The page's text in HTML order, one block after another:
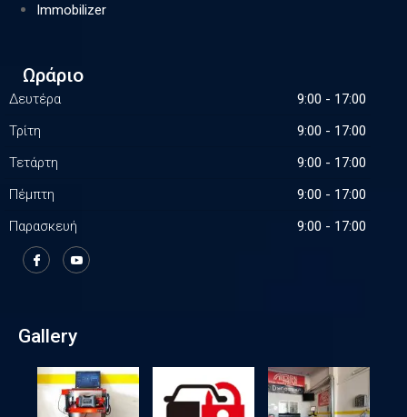
Immobilizer
Ωράριο
Δευτέρα
9:00 - 17:00
Τρίτη
9:00 - 17:00
Τετάρτη
9:00 - 17:00
Πέμπτη
9:00 - 17:00
Παρασκευή
9:00 - 17:00
Gallery